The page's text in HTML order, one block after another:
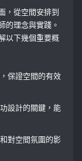
，從空間安排到
的理念與實踐。
以下幾個重要概
保證空間的有效
設計的關鍵，能
對空間氛圍的影